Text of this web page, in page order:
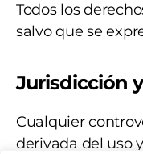
Todos los
salvo que se
Jurisdicción
Cualquier
derivada del uso